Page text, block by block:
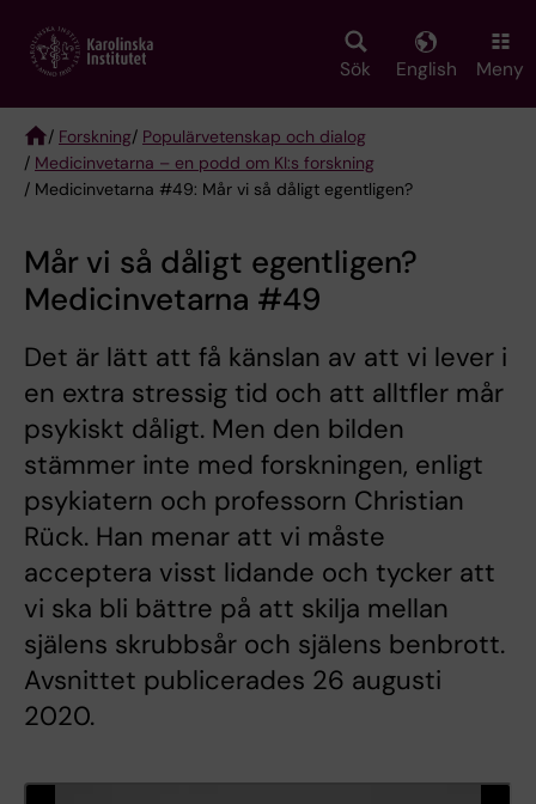
main
Sök English Meny
Breadcrumb
/ Forskning/ Populärvetenskap och dialog
/ Medicinvetarna – en podd om KI:s forskning
/ Medicinvetarna #49: Mår vi så dåligt egentligen?
Mår vi så dåligt egentligen?
Medicinvetarna #49
Det är lätt att få känslan av att vi lever i
en extra stressig tid och att alltfler mår
psykiskt dåligt. Men den bilden
stämmer inte med forskningen, enligt
psykiatern och professorn Christian
Rück. Han menar att vi måste
acceptera visst lidande och tycker att
vi ska bli bättre på att skilja mellan
själens skrubbsår och själens benbrott.
Avsnittet publicerades 26 augusti
2020.